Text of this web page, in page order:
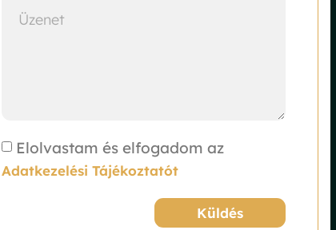
Elolvastam és elfogadom az
Adatkezelési Tájékoztatót
Küldés